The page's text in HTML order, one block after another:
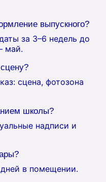
выпускного?
за 3–6 недель до
май.
сцена, фотозона
школы?
надписи и
в помещении.